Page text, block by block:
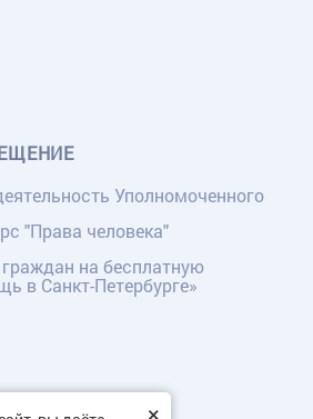
Уполномоченного
"Права человека"
на бесплатную
в Санкт-Петербурге»
×